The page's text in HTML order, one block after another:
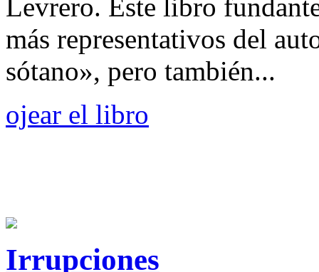
Levrero. Este libro
más representativos del
sótano», pero también...
ojear el libro
Irrupciones